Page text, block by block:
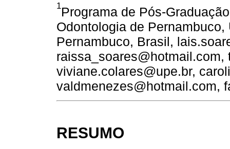
1Programa de Pós-
Odontologia de
Pernambuco, Brasil,
viviane.colares@upe.br,
valdmenezes@hotmail.com,
RESUMO